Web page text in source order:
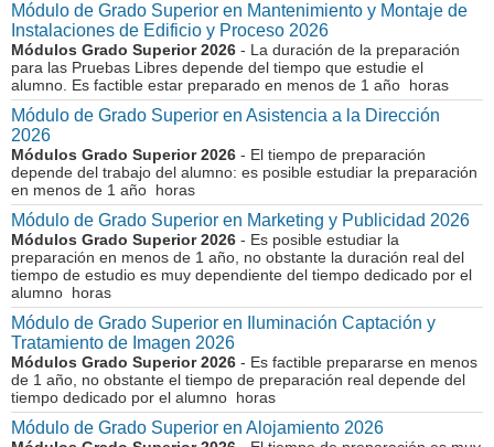
Módulo de Grado Superior en Mantenimiento y Montaje de
Instalaciones de Edificio y Proceso 2026
Módulos Grado Superior 2026 - La duración de la preparación
para las Pruebas Libres depende del tiempo que estudie el
alumno. Es factible estar preparado en menos de 1 año horas
Módulo de Grado Superior en Asistencia a la Dirección
2026
Módulos Grado Superior 2026 - El tiempo de preparación
depende del trabajo del alumno: es posible estudiar la preparación
en menos de 1 año horas
Módulo de Grado Superior en Marketing y Publicidad 2026
Módulos Grado Superior 2026 - Es posible estudiar la
preparación en menos de 1 año, no obstante la duración real del
tiempo de estudio es muy dependiente del tiempo dedicado por el
alumno horas
Módulo de Grado Superior en Iluminación Captación y
Tratamiento de Imagen 2026
Módulos Grado Superior 2026 - Es factible prepararse en menos
de 1 año, no obstante el tiempo de preparación real depende del
tiempo dedicado por el alumno horas
Módulo de Grado Superior en Alojamiento 2026